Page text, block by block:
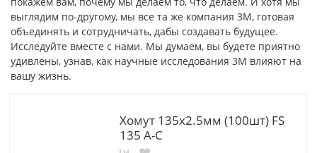
выглядим по-другому, мы все та же компания 3М, готовая
объединять и сотрудничать, дабы создавать будущее.
Исследуйте вместе с нами. Мы думаем, вы будете приятно
удивлены, узнав, как научные исследования 3М влияют на
вашу жизнь.
Хомут 135х2.5мм (100шт) FS
135 A-C